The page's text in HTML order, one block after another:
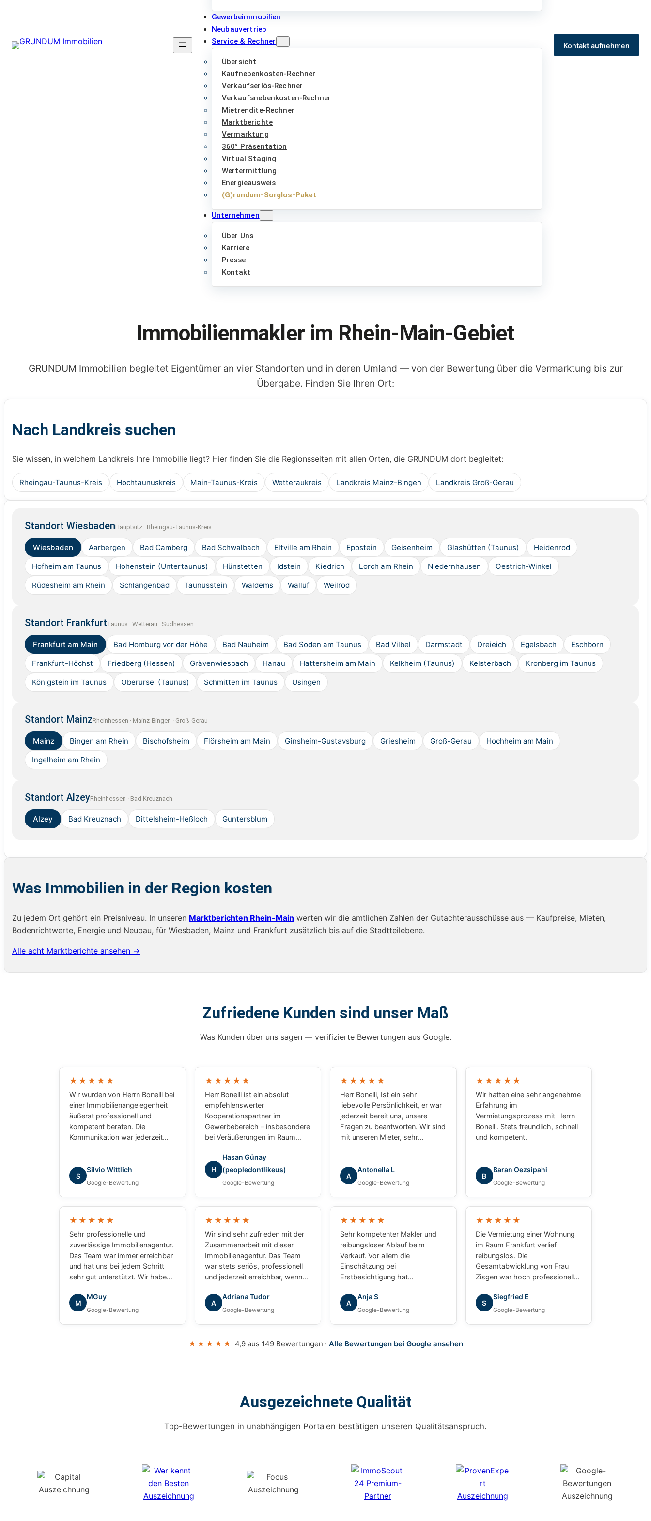
Gewerbeimmobilien
Neubauvertrieb
Service & Rechner
Übersicht
Kaufnebenkosten-Rechner
Verkaufserlös-Rechner
Verkaufsnebenkosten-Rechner
Mietrendite-Rechner
Marktberichte
Vermarktung
360° Präsentation
Virtual Staging
Wertermittlung
Energieausweis
(G)rundum-Sorglos-Paket
Unternehmen
Über Uns
Karriere
Presse
Kontakt
Kontakt aufnehmen
Immobilienmakler im Rhein-Main-Gebiet
GRUNDUM Immobilien begleitet Eigentümer an vier Standorten und in deren Umland — von der Bewertung über die Vermarktung bis zur
Übergabe. Finden Sie Ihren Ort:
Nach Landkreis suchen
Sie wissen, in welchem Landkreis Ihre Immobilie liegt? Hier finden Sie die Regionsseiten mit allen Orten, die GRUNDUM dort begleitet:
Rheingau-Taunus-Kreis Hochtaunuskreis Main-Taunus-Kreis Wetteraukreis Landkreis Mainz-Bingen Landkreis Groß-Gerau
Standort WiesbadenHauptsitz · Rheingau-Taunus-Kreis
Wiesbaden Aarbergen Bad Camberg Bad Schwalbach Eltville am Rhein Eppstein Geisenheim Glashütten (Taunus) Heidenrod
Hofheim am Taunus Hohenstein (Untertaunus) Hünstetten Idstein Kiedrich Lorch am Rhein Niedernhausen Oestrich-Winkel
Rüdesheim am Rhein Schlangenbad Taunusstein Waldems Walluf Weilrod
Standort FrankfurtTaunus · Wetterau · Südhessen
Frankfurt am Main Bad Homburg vor der Höhe Bad Nauheim Bad Soden am Taunus Bad Vilbel Darmstadt Dreieich Egelsbach Eschborn
Frankfurt-Höchst Friedberg (Hessen) Grävenwiesbach Hanau Hattersheim am Main Kelkheim (Taunus) Kelsterbach Kronberg im Taunus
Königstein im Taunus Oberursel (Taunus) Schmitten im Taunus Usingen
Standort MainzRheinhessen · Mainz-Bingen · Groß-Gerau
Mainz Bingen am Rhein Bischofsheim Flörsheim am Main Ginsheim-Gustavsburg Griesheim Groß-Gerau Hochheim am Main
Ingelheim am Rhein
Standort AlzeyRheinhessen · Bad Kreuznach
Alzey Bad Kreuznach Dittelsheim-Heßloch Guntersblum
Was Immobilien in der Region kosten
Zu jedem Ort gehört ein Preisniveau. In unseren Marktberichten Rhein-Main werten wir die amtlichen Zahlen der Gutachterausschüsse aus — Kaufpreise, Mieten,
Bodenrichtwerte, Energie und Neubau, für Wiesbaden, Mainz und Frankfurt zusätzlich bis auf die Stadtteilebene.
Alle acht Marktberichte ansehen →
Zufriedene Kunden sind unser Maß
Was Kunden über uns sagen — verifizierte Bewertungen aus Google.
★★★★★
Wir wurden von Herrn Bonelli bei
einer Immobilienangelegenheit
äußerst professionell und
kompetent beraten. Die
Kommunikation war jederzeit
überzeugt haben uns die
fundierte Marktkenntnis, die
Anforderungen. Wir haben uns
während des gesamten
Prozesses bestens betreut
gefühlt und können Herrn Bonelli
uneingeschränkt
weiterempfehlen. Vielen Dank
Zusammenarbeit!
S
Silvio Wittlich
Google-Bewertung
★★★★★
Herr Bonelli ist ein absolut
empfehlenswerter
Kooperationspartner im
Gewerbebereich – insbesondere
bei Veräußerungen im Raum
unserem gemeinsamen Projekt
war er in puncto
Prozessabwicklung ein
gewerbliche Transaktionen
würde ich jederzeit wieder mit
ihm zusammenarbeiten.
H
Hasan Günay
(peopledontlikeus)
Google-Bewertung
★★★★★
Herr Bonelli, Ist ein sehr
liebevolle Persönlichkeit, er war
jederzeit bereit uns, unsere
Fragen zu beantworten. Wir sind
mit unseren Mieter, sehr
die Firma Grundum weitergeben.
Lg Luca
A
Antonella L
Google-Bewertung
★★★★★
Wir hatten eine sehr angenehme
Erfahrung im
Vermietungsprozess mit Herrn
Bonelli. Stets freundlich, schnell
und kompetent.
B
Baran Oezsipahi
Google-Bewertung
★★★★★
Sehr professionelle und
zuverlässige Immobilienagentur.
Das Team war immer erreichbar
und hat uns bei jedem Schritt
sehr gut unterstützt. Wir haben
Kaufprozesses gut betreut
gefühlt. Vielen Dank für die tolle
M
MGuy
Google-Bewertung
★★★★★
Wir sind sehr zufrieden mit der
Zusammenarbeit mit dieser
Immobilienagentur. Das Team
war stets seriös, professionell
und jederzeit erreichbar, wenn
Sie waren immer hilfsbereit und
haben uns während des
können die Agentur mit gutem
A
Adriana Tudor
Google-Bewertung
★★★★★
Sehr kompetenter Makler und
reibungsloser Ablauf beim
Verkauf. Vor allem die
Einschätzung bei
Erstbesichtigung hat
gepasst. Absolut zu empfehlen!
A
Anja S
Google-Bewertung
★★★★★
Die Vermietung einer Wohnung
im Raum Frankfurt verlief
reibungslos. Die
Gesamtabwicklung von Frau
Zisgen war hoch professionell
Herrn Bonelli und Frau Zisgen
war sehr angenehm. Ich kann
S
Siegfried E
Google-Bewertung
★★★★★ 4,9 aus 149 Bewertungen · Alle Bewertungen bei Google ansehen
Ausgezeichnete Qualität
Top-Bewertungen in unabhängigen Portalen bestätigen unseren Qualitätsanspruch.